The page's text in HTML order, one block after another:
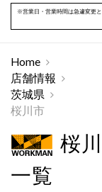
※営業日・営業時間は急遽変更
Home
店舗情報
茨城県
桜川市
桜
一覧